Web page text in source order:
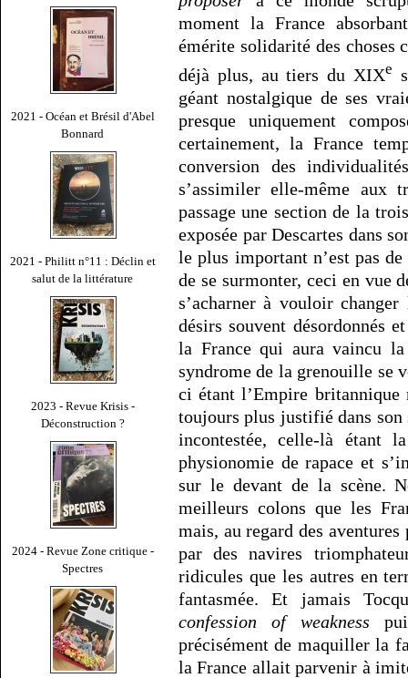
2021 - Océan et Brésil d'Abel
Bonnard
2021 - Philitt n°11 : Déclin et
salut de la littérature
2023 - Revue Krisis -
Déconstruction ?
2024 - Revue Zone critique -
Spectres
moment la France
émérite solidarité des choses
déjà plus, au tiers du XIXe
géant nostalgique de ses
presque uniquement
certainement, la France
conversion des
s’assimiler elle-même aux
passage une section de la
exposée par Descartes dans
le plus important n’est pas
de se surmonter, ceci en vue
s’acharner à vouloir
désirs souvent désordonnés
la France qui aura vaincu
syndrome de la grenouille se
ci étant l’Empire
toujours plus justifié dans son
incontestée, celle-là étant
physionomie de rapace et
sur le devant de la scène.
meilleurs colons que les
mais, au regard des
par des navires
ridicules que les autres en
fantasmée. Et jamais
confession of weakness
précisément de maquiller la
la France allait parvenir à